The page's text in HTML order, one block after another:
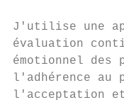
J'utilise une
évaluation
émotionnel
l'adhérence au
l'acceptation et